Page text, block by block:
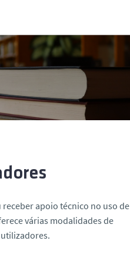
apoio técnico no uso de
várias modalidades de